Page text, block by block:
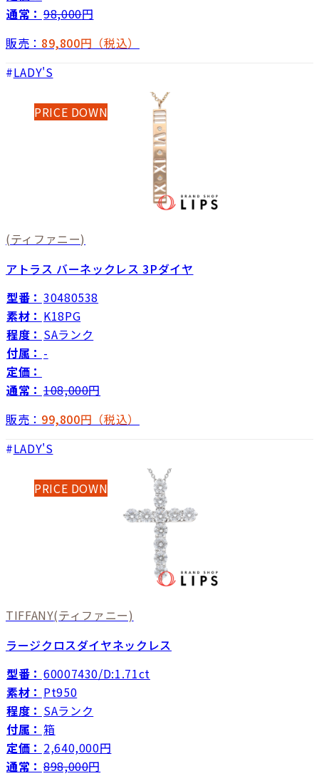
通常： 98,000円
販売： 89,800円（税込）
LADY'S
PRICE DOWN
(ティファニー)
アトラス バーネックレス 3Pダイヤ
型番： 30480538
素材： K18PG
程度： SAランク
付属： -
定価：
通常： 108,000円
販売： 99,800円（税込）
LADY'S
PRICE DOWN
TIFFANY(ティファニー)
ラージクロスダイヤネックレス
型番： 60007430/D:1.71ct
素材： Pt950
程度： SAランク
付属： 箱
定価： 2,640,000円
通常： 898,000円